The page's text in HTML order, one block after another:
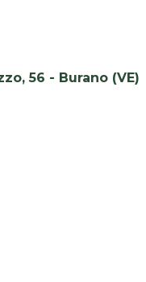
56 - Burano (VE)